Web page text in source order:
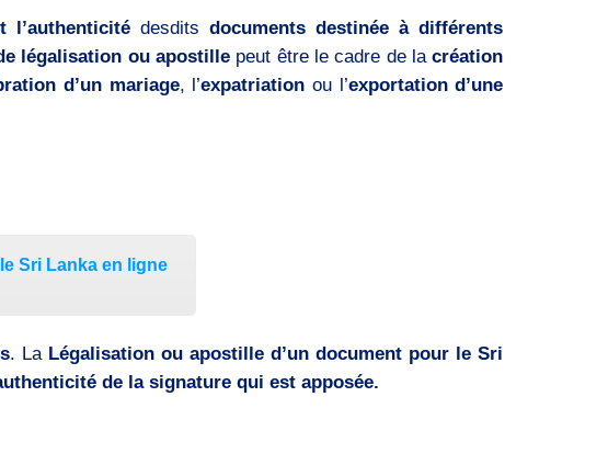
l’authenticité desditsdocuments destinée à différents
légalisation ou apostille peut être le cadre de lacréation
d’un mariage, l’expatriation ou l’exportation d’une
Sri Lanka en ligne
. La Légalisation ou apostille d’un document pour le Sri
de la signature qui est apposée.